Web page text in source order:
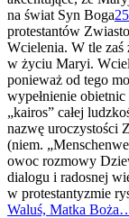
na świat Syn Boga25
protestantów
Wcielenia. W tle zaś
w życiu Maryi.
ponieważ od tego
wypełnienie
„kairos” całej
nazwę uroczystości
(niem.
owoc rozmowy
dialogu i radosnej
w protestantyzmie
Waluś, Matka